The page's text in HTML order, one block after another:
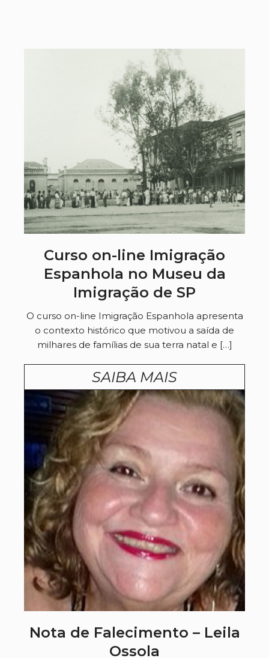
Curso on-line Imigração
Espanhola no Museu da
Imigração de SP
O curso on-line Imigração Espanhola apresenta
o contexto histórico que motivou a saída de
milhares de famílias de sua terra natal e […]
SAIBA MAIS
Nota de Falecimento – Leila
Ossola